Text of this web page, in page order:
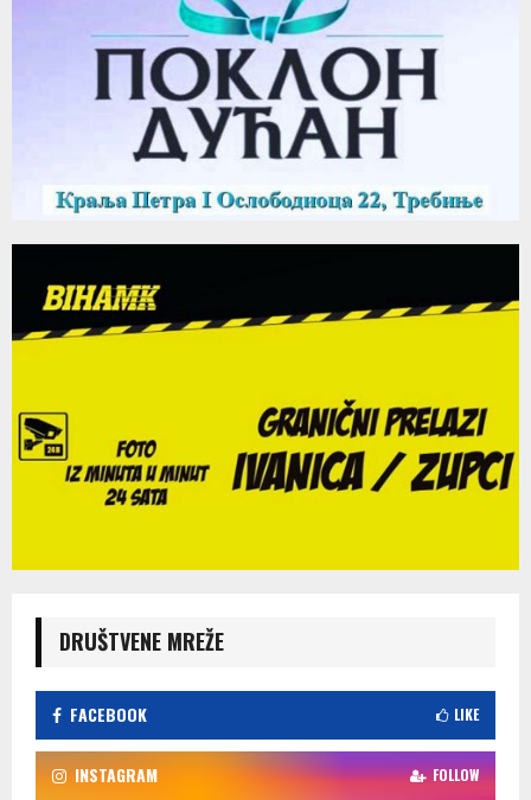
DRUŠTVENE MREŽE
FACEBOOK LIKE
INSTAGRAM FOLLOW